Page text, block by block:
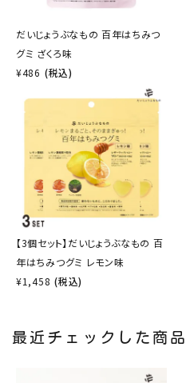
だいじょうぶなもの 百年はちみつ
グミ ざくろ味
¥486 (税込)
【3個セット】だいじょうぶなもの 百
年はちみつグミ レモン味
¥1,458 (税込)
最近チェックした商品